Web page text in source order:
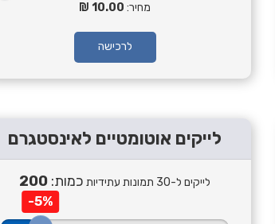
מחיר: 10.00
לרכישה
לייקים אוטומטיים לאינסטגרם
לייקים ל-30 תמונות עתידיות כמות: 200
-5%